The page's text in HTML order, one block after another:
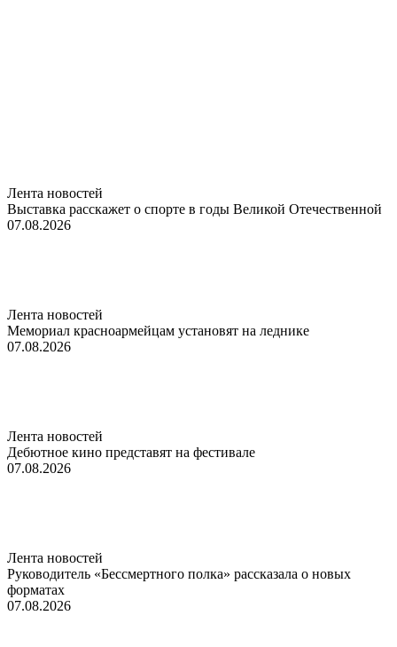
Лента новостей
Выставка расскажет о спорте в годы Великой Отечественной
07.08.2026
Лента новостей
Мемориал красноармейцам установят на леднике
07.08.2026
Лента новостей
Дебютное кино представят на фестивале
07.08.2026
Лента новостей
Руководитель «Бессмертного полка» рассказала о новых
форматах
07.08.2026